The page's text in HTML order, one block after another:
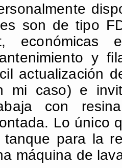
son de tipo
económicas
y
actualización
mi caso) e
con
Lo único
tanque para la
máquina de